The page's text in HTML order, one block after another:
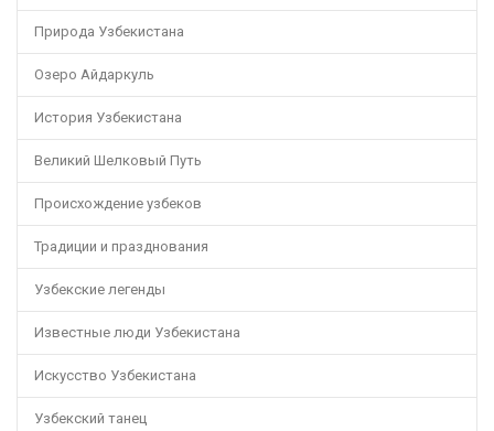
Природа Узбекистана
Озеро Айдаркуль
История Узбекистана
Великий Шелковый Путь
Происхождение узбеков
Традиции и празднования
Узбекские легенды
Известные люди Узбекистана
Искусство Узбекистана
Узбекский танец